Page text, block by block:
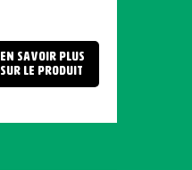
EN SAVOIR PLUS
SUR LE PRODUIT